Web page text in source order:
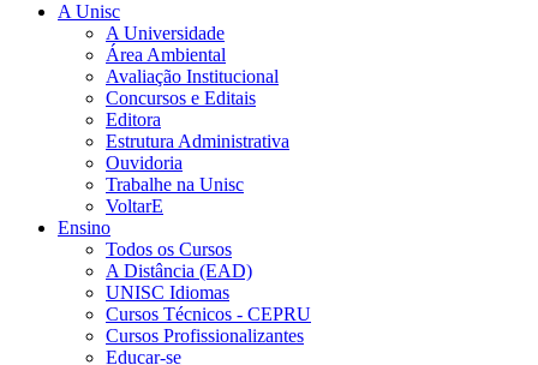
A Unisc
A Universidade
Área Ambiental
Avaliação Institucional
Concursos e Editais
Editora
Estrutura Administrativa
Ouvidoria
Trabalhe na Unisc
VoltarE
Ensino
Todos os Cursos
A Distância (EAD)
UNISC Idiomas
Cursos Técnicos - CEPRU
Cursos Profissionalizantes
Educar-se